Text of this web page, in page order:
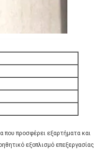
που προσφέρει εξαρτήματα και
εξοπλισμό επεξεργασίας